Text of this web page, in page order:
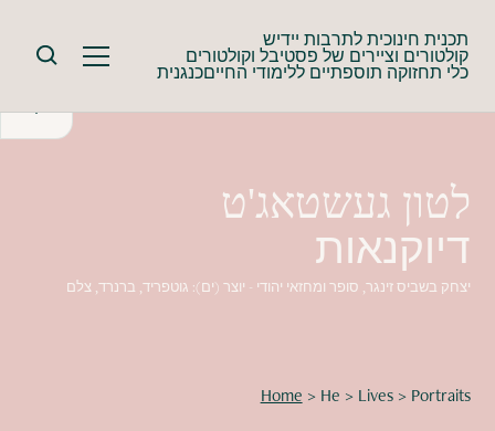
תכנית חינוכית לתרבות יידיש
קולטורים וציירים של פסטיבל וקולטורים
כלי תחזוקה תוספתיים ללימודי החייםכנגנית
לטון געשטאג'ט
דיוקנאות
יצחק בשביס זינגר, סופר ומחזאי יהודי - יוצר (ים): גוטפריד, ברנרד, צלם
Home > He > Lives > Portraits